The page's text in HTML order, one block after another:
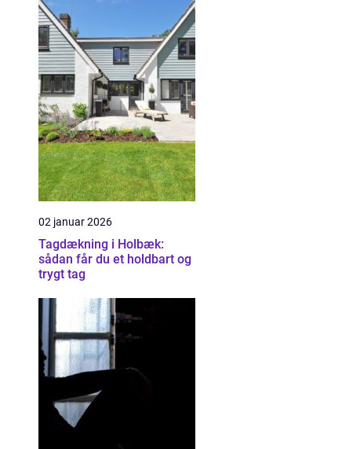
02 januar 2026
Tagdækning i Holbæk:
sådan får du et holdbart og
trygt tag